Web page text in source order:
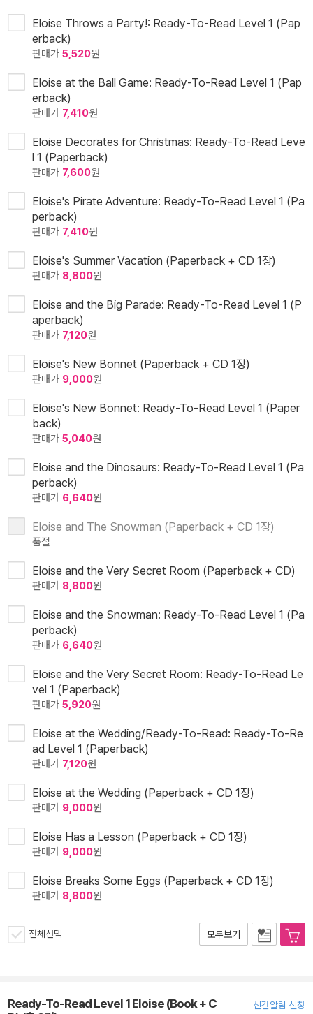
Eloise Throws a Party!: Ready-To-Read Level 1 (Pap
erback)
판매가 5,520원
Eloise at the Ball Game: Ready-To-Read Level 1 (Pap
erback)
판매가 7,410원
Eloise Decorates for Christmas: Ready-To-Read Leve
l 1 (Paperback)
판매가 7,600원
Eloise's Pirate Adventure: Ready-To-Read Level 1 (Pa
perback)
판매가 7,410원
Eloise's Summer Vacation (Paperback + CD 1장)
판매가 8,800원
Eloise and the Big Parade: Ready-To-Read Level 1 (P
aperback)
판매가 7,120원
Eloise's New Bonnet (Paperback + CD 1장)
판매가 9,000원
Eloise's New Bonnet: Ready-To-Read Level 1 (Paper
back)
판매가 5,040원
Eloise and the Dinosaurs: Ready-To-Read Level 1 (Pa
perback)
판매가 6,640원
Eloise and The Snowman (Paperback + CD 1장)
품절
Eloise and the Very Secret Room (Paperback + CD)
판매가 8,800원
Eloise and the Snowman: Ready-To-Read Level 1 (Pa
perback)
판매가 6,640원
Eloise and the Very Secret Room: Ready-To-Read Le
vel 1 (Paperback)
판매가 5,920원
Eloise at the Wedding/Ready-To-Read: Ready-To-Re
ad Level 1 (Paperback)
판매가 7,120원
Eloise at the Wedding (Paperback + CD 1장)
판매가 9,000원
Eloise Has a Lesson (Paperback + CD 1장)
판매가 9,000원
Eloise Breaks Some Eggs (Paperback + CD 1장)
판매가 8,800원
전체선택 모두보기
Ready-To-Read Level 1 Eloise (Book + C
신간알림 신청